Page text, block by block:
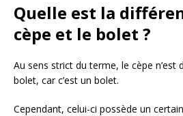
Quelle est la
cèpe et le bolet ?
Au sens strict du terme, le cèpe n’est
bolet, car c’est un bolet.
Cependant, celui-ci possède un